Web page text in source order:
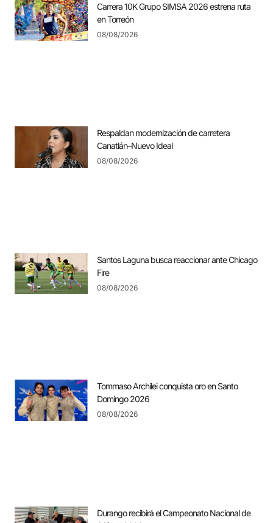
Carrera 10K Grupo SIMSA 2026 estrena ruta
en Torreón
08/08/2026
Respaldan modernización de carretera
Canatlán–Nuevo Ideal
08/08/2026
Santos Laguna busca reaccionar ante Chicago
Fire
08/08/2026
Tommaso Archilei conquista oro en Santo
Domingo 2026
08/08/2026
Durango recibirá el Campeonato Nacional de